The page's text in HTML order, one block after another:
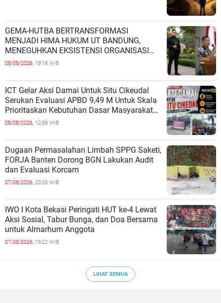
GEMA-HUTBA BERTRANSFORMASI
MENJADI HIMA HUKUM UT BANDUNG,
MENEGUHKAN EKSISTENSI ORGANISASI
MAHASISWA HUKUM UNIVERSITAS
08/08/2026, 18:18 WIB
ICT Gelar Aksi Damai Untuk Situ Cikeudal
Serukan Evaluasi APBD 9,49 M Untuk Skala
Prioritaskan Kebutuhan Dasar Masyarakat
Belum Saat nya Butuh Kawasa
08/08/2026, 12:59 WIB
Dugaan Permasalahan Limbah SPPG Saketi,
FORJA Banten Dorong BGN Lakukan Audit
dan Evaluasi Korcam
07/08/2026, 20:26 WIB
IWO I Kota Bekasi Peringati HUT ke-4 Lewat
Aksi Sosial, Tabur Bunga, dan Doa Bersama
untuk Almarhum Anggota
07/08/2026, 19:22 WIB
LIHAT SEMUA